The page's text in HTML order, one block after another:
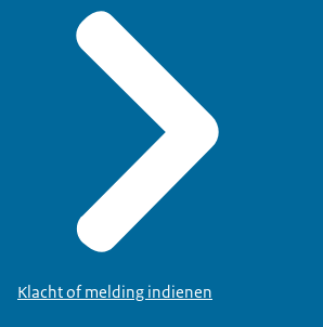
Klacht of melding indienen